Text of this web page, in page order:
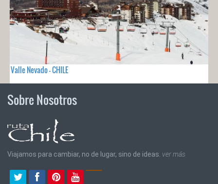
Valle Nevado - CHILE
Sobre Nosotros
Viajamos para cambiar, no de lugar, sino de ideas. ver más